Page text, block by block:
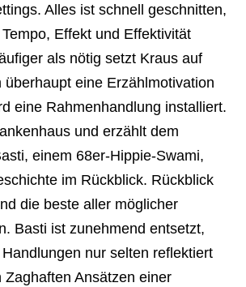
Alles ist schnell geschnitten,
Effekt und Effektivität
als nötig setzt Kraus auf
überhaupt eine Erzählmotivation
eine Rahmenhandlung installiert.
und erzählt dem
einem 68er-Hippie-Swami,
im Rückblick. Rückblick
die beste aller möglicher
Basti ist zunehmend entsetzt,
nur selten reflektiert
Zaghaften Ansätzen einer